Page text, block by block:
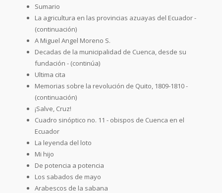
Sumario
La agricultura en las provincias azuayas del Ecuador -
(continuación)
A Miguel Angel Moreno S.
Decadas de la municipalidad de Cuenca, desde su
fundación - (continúa)
Ultima cita
Memorias sobre la revolución de Quito, 1809-1810 -
(continuación)
¡Salve, Cruz!
Cuadro sinóptico no. 11 - obispos de Cuenca en el
Ecuador
La leyenda del loto
Mi hijo
De potencia a potencia
Los sabados de mayo
Arabescos de la sabana